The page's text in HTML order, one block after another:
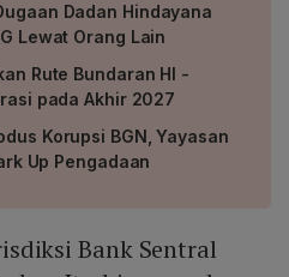
Dadan Hindayana
Lewat Orang Lain
Rute Bundaran HI -
pada Akhir 2027
Korupsi BGN, Yayasan
Up Pengadaan
Bank Sentral